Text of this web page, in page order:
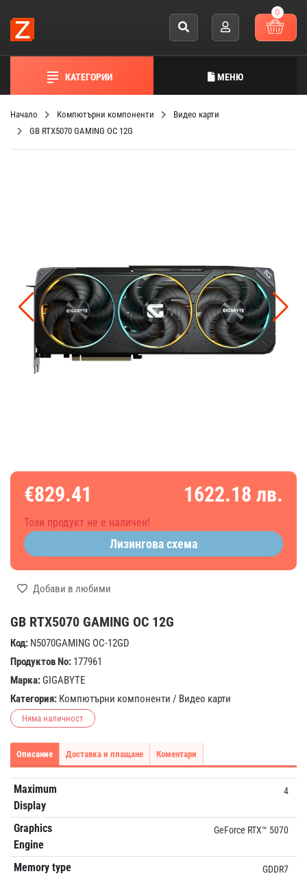
0
КАТЕГОРИИ МЕНЮ
Начало Компютърни компоненти
Видео карти
GB RTX5070 GAMING OC 12G
GB RTX5070 GAMING OC 12G
Код: N5070GAMING OC-12GD
Продуктов No: 177961
Марка: GIGABYTE
Категория: Компютърни компоненти / Видео карти
Няма наличност
€829.41 1622.18 лв.
Този продукт не е наличен!
Лизингова схема
Добави в любими
Описание Доставка и плащане Коментари
Maximum
Display
4
Graphics
Engine
GeForce RTX™ 5070
Memory type GDDR7